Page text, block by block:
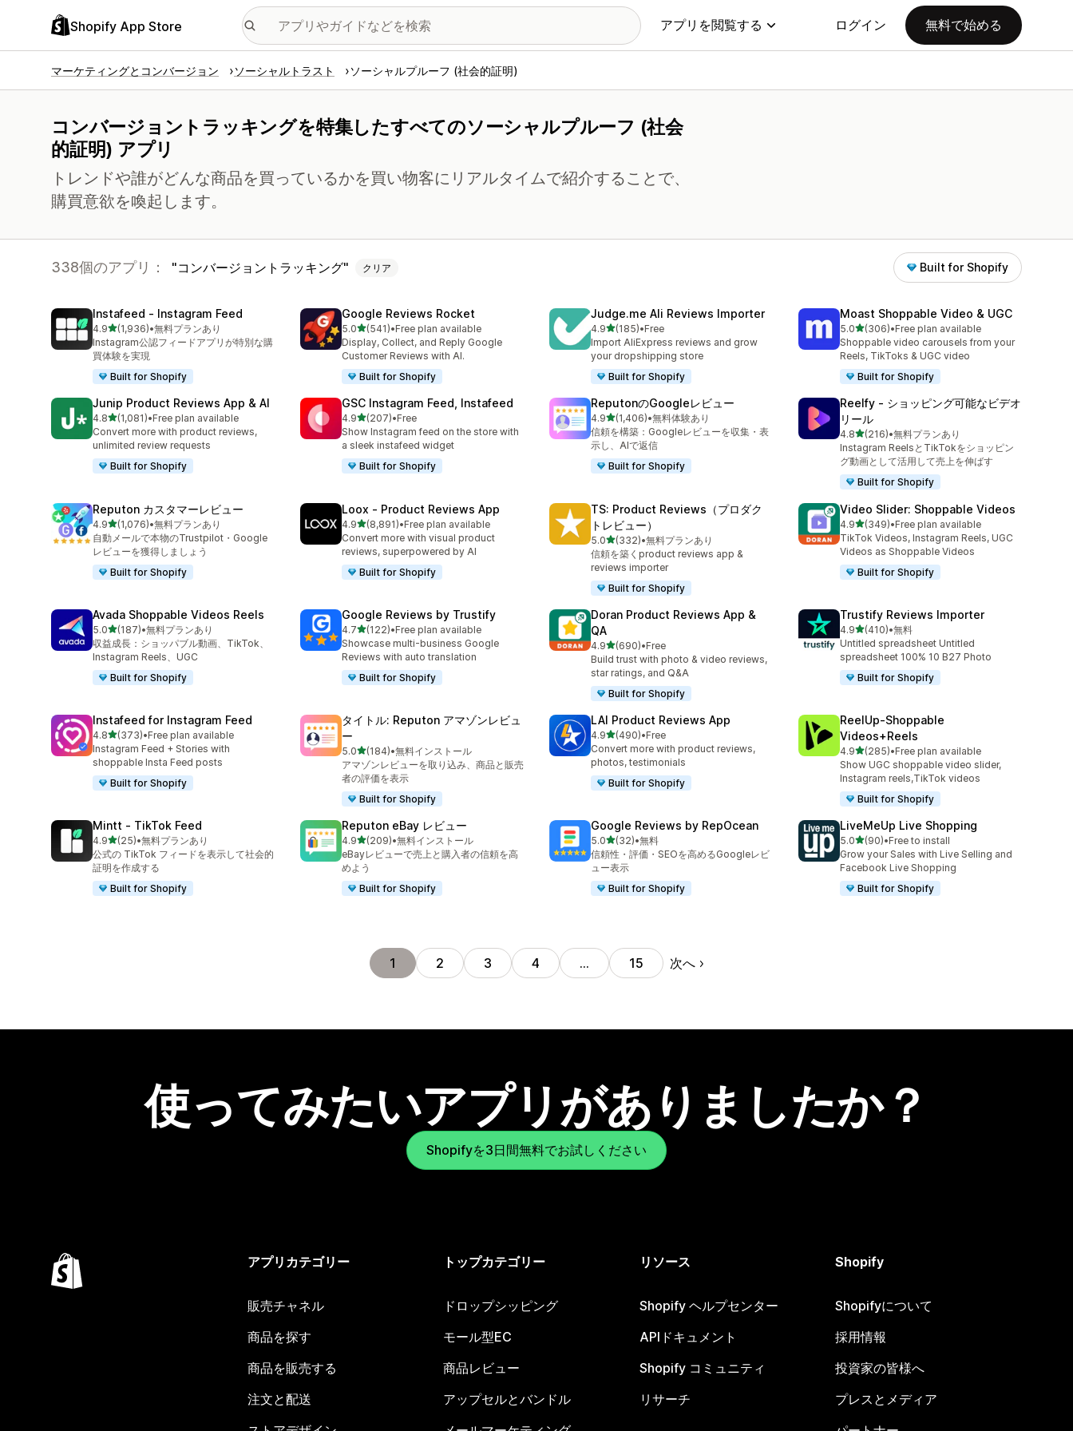
Shopify App Store アプリを閲覧する ログイン 無料で始める
マーケティングとコンバージョン ソーシャルトラスト ソーシャルプルーフ (社会的証明)
コンバージョントラッキングを特集したすべてのソーシャルプルーフ (社会
的証明) アプリ
トレンドや誰がどんな商品を買っているかを買い物客にリアルタイムで紹介することで、
購買意欲を喚起します。
338個のアプリ： コンバージョントラッキング クリア Built for Shopify
Instafeed ‑ Instagram Feed
4.95つ星中
(1,936)
合計レビュー数：1936件
•無料プランあり
Instagram公認フィードアプリが特別な購
買体験を実現
Built for Shopify
Google Reviews Rocket
5.05つ星中
(541)
合計レビュー数：541件
•Free plan available
Display, Collect, and Reply Google
Customer Reviews with AI.
Built for Shopify
Judge.me Ali Reviews Importer
4.95つ星中
(185)
合計レビュー数：185件
•Free
Import AliExpress reviews and grow
your dropshipping store
Built for Shopify
Moast Shoppable Video & UGC
5.05つ星中
(306)
合計レビュー数：306件
•Free plan available
Shoppable video carousels from your
Reels, TikToks & UGC video
Built for Shopify
Junip Product Reviews App & AI
4.85つ星中
(1,081)
合計レビュー数：1081件
•Free plan available
Convert more with product reviews,
unlimited review requests
Built for Shopify
GSC Instagram Feed, Instafeed
4.95つ星中
(207)
合計レビュー数：207件
•Free
Show Instagram feed on the store with
a sleek instafeed widget
Built for Shopify
ReputonのGoogleレビュー
4.95つ星中
(1,406)
合計レビュー数：1406件
•無料体験あり
信頼を構築：Googleレビューを収集・表
示し、AIで返信
Built for Shopify
Reelfy ‑ ショッピング可能なビデオ
リール
4.85つ星中
(216)
合計レビュー数：216件
•無料プランあり
Instagram ReelsとTikTokをショッピン
グ動画として活用して売上を伸ばす
Built for Shopify
Reputon カスタマーレビュー
4.95つ星中
(1,076)
合計レビュー数：1076件
•無料プランあり
自動メールで本物のTrustpilot・Google
レビューを獲得しましょう
Built for Shopify
Loox ‑ Product Reviews App
4.95つ星中
(8,891)
合計レビュー数：8891件
•Free plan available
Convert more with visual product
reviews, superpowered by AI
Built for Shopify
TS: Product Reviews（プロダク
トレビュー）
5.05つ星中
(332)
合計レビュー数：332件
•無料プランあり
信頼を築くproduct reviews app &
reviews importer
Built for Shopify
Video Slider: Shoppable Videos
4.95つ星中
(349)
合計レビュー数：349件
•Free plan available
TikTok Videos, Instagram Reels, UGC
Videos as Shoppable Videos
Built for Shopify
Avada Shoppable Videos Reels
5.05つ星中
(187)
合計レビュー数：187件
•無料プランあり
収益成長：ショッパブル動画、TikTok、
Instagram Reels、UGC
Built for Shopify
Google Reviews by Trustify
4.75つ星中
(122)
合計レビュー数：122件
•Free plan available
Showcase multi-business Google
Reviews with auto translation
Built for Shopify
Doran Product Reviews App &
QA
4.95つ星中
(690)
合計レビュー数：690件
•Free
Build trust with photo & video reviews,
star ratings, and Q&A
Built for Shopify
Trustify Reviews Importer
4.95つ星中
(410)
合計レビュー数：410件
•無料
Untitled spreadsheet Untitled
spreadsheet 100% 10 B27 Photo
Built for Shopify
Instafeed for Instagram Feed
4.85つ星中
(373)
合計レビュー数：373件
•Free plan available
Instagram Feed + Stories with
shoppable Insta Feed posts
Built for Shopify
タイトル: Reputon アマゾンレビュ
ー
5.05つ星中
(184)
合計レビュー数：184件
•無料インストール
アマゾンレビューを取り込み、商品と販売
者の評価を表示
Built for Shopify
LAI Product Reviews App
4.95つ星中
(490)
合計レビュー数：490件
•Free
Convert more with product reviews,
photos, testimonials
Built for Shopify
ReelUp‑Shoppable
Videos+Reels
4.95つ星中
(285)
合計レビュー数：285件
•Free plan available
Show UGC shoppable video slider,
Instagram reels,TikTok videos
Built for Shopify
Mintt ‑ TikTok Feed
4.95つ星中
(25)
合計レビュー数：25件
•無料プランあり
公式の TikTok フィードを表示して社会的
証明を作成する
Built for Shopify
Reputon eBay レビュー
4.95つ星中
(209)
合計レビュー数：209件
•無料インストール
eBayレビューで売上と購入者の信頼を高
めよう
Built for Shopify
Google Reviews by RepOcean
5.05つ星中
(32)
合計レビュー数：32件
•無料
信頼性・評価・SEOを高めるGoogleレビ
ュー表示
Built for Shopify
LiveMeUp Live Shopping
5.05つ星中
(90)
合計レビュー数：90件
•Free to install
Grow your Sales with Live Selling and
Facebook Live Shopping
Built for Shopify
1 2 3 4 … 15 次へ
使ってみたいアプリがありましたか？
Shopifyを3日間無料でお試しください
アプリカテゴリー
販売チャネル
商品を探す
商品を販売する
注文と配送
トップカテゴリー
ドロップシッピング
モール型EC
商品レビュー
アップセルとバンドル
リソース
Shopify ヘルプセンター
APIドキュメント
Shopify コミュニティ
リサーチ
Shopify
Shopifyについて
採用情報
投資家の皆様へ
プレスとメディア